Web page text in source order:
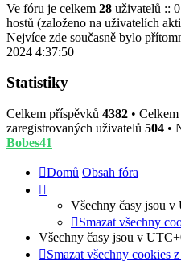
Ve fóru je celkem 28 uživatelů ::
hostů (založeno na uživatelích
Nejvíce zde současně bylo
2024 4:37:50
Statistiky
Celkem příspěvků 4382 •
zaregistrovaných uživatelů 504 •
Bobes41
Domů Obsah fóra
Všechny časy jsou v
Smazat všechny
Všechny časy jsou v
Smazat všechny cookies